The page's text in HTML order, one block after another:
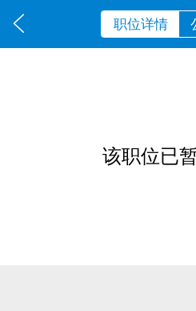
职位详情
该职位已